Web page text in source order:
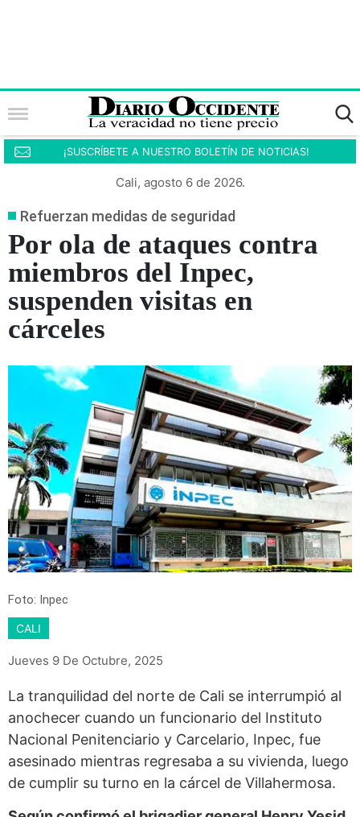
¡SUSCRÍBETE A NUESTRO BOLETÍN DE NOTICIAS!
Cali, agosto 6 de 2026.
Refuerzan medidas de seguridad
Por ola de ataques contra
miembros del Inpec,
suspenden visitas en
cárceles
Foto: Inpec
CALI
Jueves 9 De Octubre, 2025
La tranquilidad del norte de Cali se interrumpió al
anochecer cuando un funcionario del Instituto
Nacional Penitenciario y Carcelario, Inpec, fue
asesinado mientras regresaba a su vivienda, luego
de cumplir su turno en la cárcel de Villahermosa.